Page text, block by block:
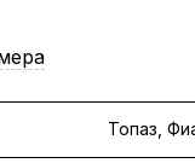
Топаз,